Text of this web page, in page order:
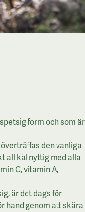
form och som är
den vanliga
all kål nyttig med alla
C, vitamin A,
är det dags för
hand genom att skära